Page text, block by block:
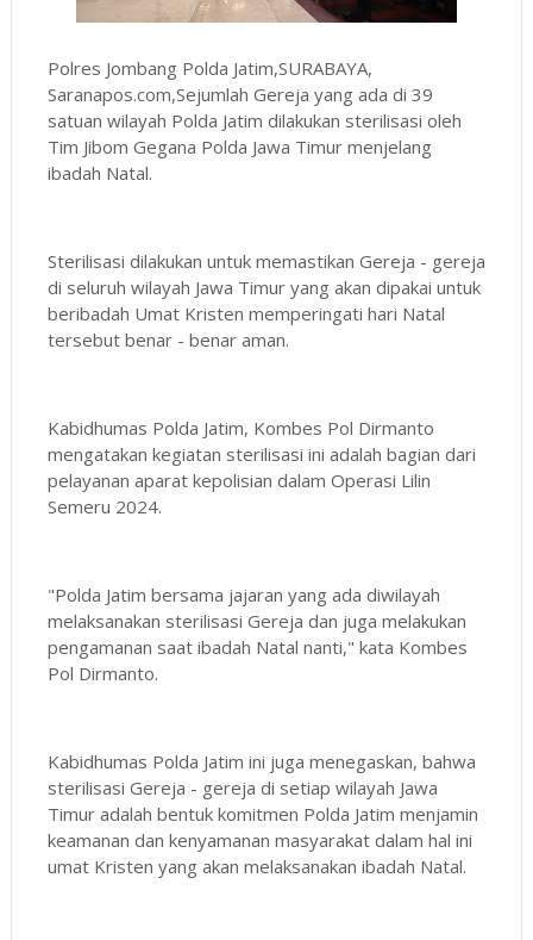
Polres Jombang Polda Jatim,SURABAYA,
Saranapos.com,Sejumlah Gereja yang ada di 39
satuan wilayah Polda Jatim dilakukan sterilisasi oleh
Tim Jibom Gegana Polda Jawa Timur menjelang
ibadah Natal.
Sterilisasi dilakukan untuk memastikan Gereja - gereja
di seluruh wilayah Jawa Timur yang akan dipakai untuk
beribadah Umat Kristen memperingati hari Natal
tersebut benar - benar aman.
Kabidhumas Polda Jatim, Kombes Pol Dirmanto
mengatakan kegiatan sterilisasi ini adalah bagian dari
pelayanan aparat kepolisian dalam Operasi Lilin
Semeru 2024.
"Polda Jatim bersama jajaran yang ada diwilayah
melaksanakan sterilisasi Gereja dan juga melakukan
pengamanan saat ibadah Natal nanti," kata Kombes
Pol Dirmanto.
Kabidhumas Polda Jatim ini juga menegaskan, bahwa
sterilisasi Gereja - gereja di setiap wilayah Jawa
Timur adalah bentuk komitmen Polda Jatim menjamin
keamanan dan kenyamanan masyarakat dalam hal ini
umat Kristen yang akan melaksanakan ibadah Natal.